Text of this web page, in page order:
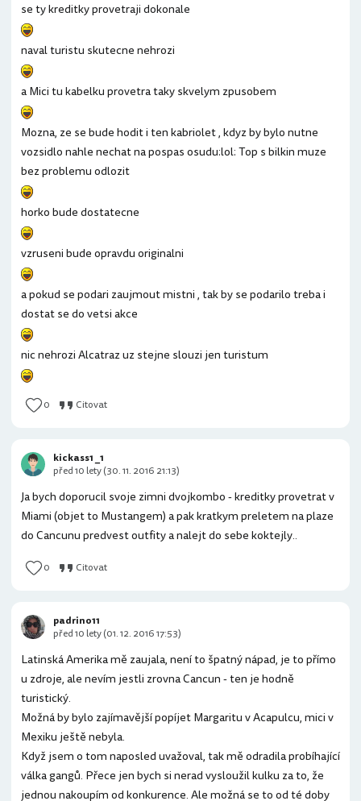
se ty kreditky provetraji dokonale
naval turistu skutecne nehrozi
a Mici tu kabelku provetra taky skvelym zpusobem
Mozna, ze se bude hodit i ten kabriolet , kdyz by bylo nutne
vozsidlo nahle nechat na pospas osudu:lol: Top s bilkin muze
bez problemu odlozit
horko bude dostatecne
vzruseni bude opravdu originalni
a pokud se podari zaujmout mistni , tak by se podarilo treba i
dostat se do vetsi akce
nic nehrozi Alcatraz uz stejne slouzi jen turistum
0 Citovat
Ja bych doporucil svoje zimni dvojkombo - kreditky provetrat v
Miami (objet to Mustangem) a pak kratkym preletem na plaze
do Cancunu predvest outfity a nalejt do sebe koktejly..
0 Citovat
kickass1 _1
před 10 lety (30. 11. 2016 21:13)
Latinská Amerika mě zaujala, není to špatný nápad, je to přímo
u zdroje, ale nevím jestli zrovna Cancun - ten je hodně
turistický.
Možná by bylo zajímavější popíjet Margaritu v Acapulcu, mici v
Mexiku ještě nebyla.
Když jsem o tom naposled uvažoval, tak mě odradila probíhající
válka gangů. Přece jen bych si nerad vysloužil kulku za to, že
jednou nakoupím od konkurence. Ale možná se to od té doby
padrino11
před 10 lety (01. 12. 2016 17:53)